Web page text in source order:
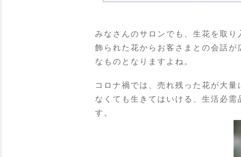
みなさんのサロンでも、生花を取り
飾られた花からお客さまとの会話
なものとなりますよね。
コロナ禍では、売れ残った花が大量
なくても生きてはいける、生活必
す。